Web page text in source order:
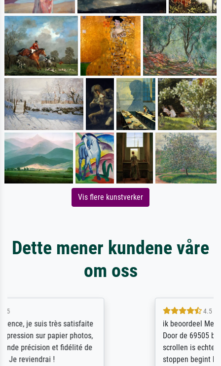
Vis flere kunstverker
Dette mener kundene våre
om oss
ik beoordeel Meisterdrucke zeer positief.
Door de 69505 beschikbare kunstenaars
scrollen is echter onbegonnen werk (na
stoppen begint het weer van voor af aan).